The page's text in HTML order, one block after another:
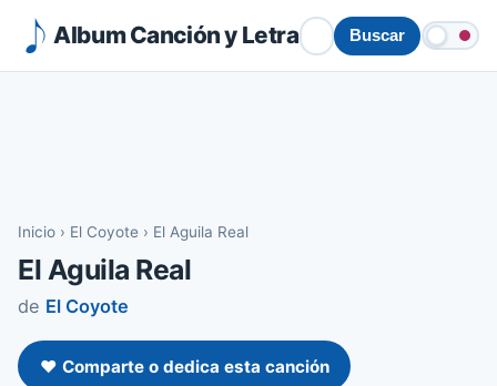
Album Canción y Letra Buscar
Inicio › El Coyote › El Aguila Real
El Aguila Real
de El Coyote
❤️ Comparte o dedica esta canción